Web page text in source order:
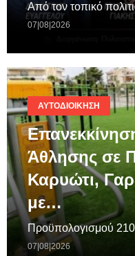
Από τον τοπικό
07|08|2026
ΑΥΤΟΔΙΟΊΚΗΣΗ
Άθλησης σε
Καρυώτι,
με…
Προϋπολογισμού
07|08|2026